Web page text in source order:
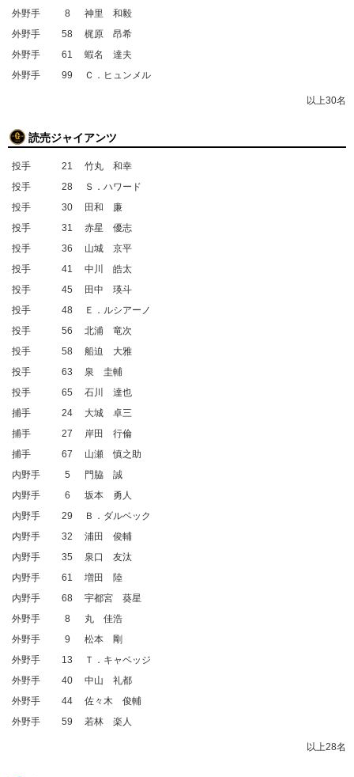
外野手 8
神里 和毅
外野手
58
梶原 昂希
外野手
61
蝦名 達夫
外野手
99 Ｃ．ヒュンメル
以上30名
読売ジャイアンツ
投手 21
竹丸 和幸
投手
28
Ｓ．ハワード
投手
30
田和 廉
投手
31
赤星 優志
投手
36
山城 京平
投手
41
中川 皓太
投手
45
田中 瑛斗
投手
48
Ｅ．ルシアーノ
投手
56
北浦 竜次
投手
58
船迫 大雅
投手
63
泉 圭輔
投手
65
石川 達也
捕手
24
大城 卓三
捕手
27
岸田 行倫
捕手
67
山瀬 慎之助
内野手
5
門脇 誠
内野手
6
坂本 勇人
内野手
29
Ｂ．ダルベック
内野手
32
浦田 俊輔
内野手
35
泉口 友汰
内野手
61
増田 陸
内野手
68
宇都宮 葵星
外野手
8
丸 佳浩
外野手
9
松本 剛
外野手
13
Ｔ．キャベッジ
外野手
40
中山 礼都
外野手
44
佐々木 俊輔
外野手
59 若林 楽人
以上28名